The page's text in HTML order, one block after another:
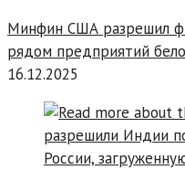
Минфин США разрешил
рядом предприятий
16.12.2025